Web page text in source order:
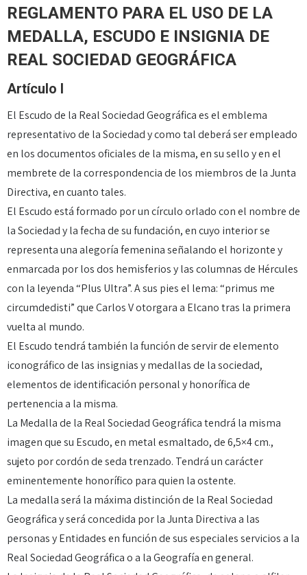
REGLAMENTO PARA EL USO DE LA
MEDALLA, ESCUDO E INSIGNIA DE
REAL SOCIEDAD GEOGRÁFICA
Artículo I
El Escudo de la Real Sociedad Geográfica es el emblema
representativo de la Sociedad y como tal deberá ser empleado
en los documentos oficiales de la misma, en su sello y en el
membrete de la correspondencia de los miembros de la Junta
Directiva, en cuanto tales.
El Escudo está formado por un círculo orlado con el nombre de
la Sociedad y la fecha de su fundación, en cuyo interior se
representa una alegoría femenina señalando el horizonte y
enmarcada por los dos hemisferios y las columnas de Hércules
con la leyenda “Plus Ultra”. A sus pies el lema: “primus me
circumdedisti” que Carlos V otorgara a Elcano tras la primera
vuelta al mundo.
El Escudo tendrá también la función de servir de elemento
iconográfico de las insignias y medallas de la sociedad,
elementos de identificación personal y honorífica de
pertenencia a la misma.
La Medalla de la Real Sociedad Geográfica tendrá la misma
imagen que su Escudo, en metal esmaltado, de 6,5×4 cm.,
sujeto por cordón de seda trenzado. Tendrá un carácter
eminentemente honorífico para quien la ostente.
La medalla será la máxima distinción de la Real Sociedad
Geográfica y será concedida por la Junta Directiva a las
personas y Entidades en función de sus especiales servicios a la
Real Sociedad Geográfica o a la Geografía en general.